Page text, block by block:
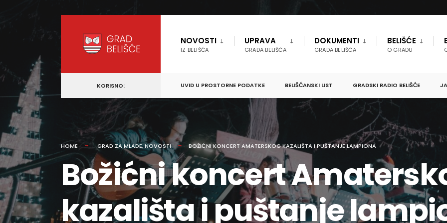
content
NOVOSTI
IZ BELIŠĆA
UPRAVA
GRADA BELIŠĆA
DOKUMENTI
GRADA BELIŠĆA
BELIŠĆE
O GRADU
KORISNO: UVID U PROSTORNE PODATKE BELIŠĆANSKI LIST GRADSKI RADIO BELIŠĆE
HOME GRAD ZA MLADE,NOVOSTI BOŽIĆNI KONCERT AMATERSKOG KAZALIŠTA I PUŠTANJE LAMPIONA
Božićni koncert
kazališta i puštanje